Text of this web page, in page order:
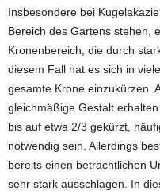
Insbesondere bei
Bereich des Gartens stehen,
Kronenbereich, die durch
diesem Fall hat es sich in
gesamte Krone einzukürzen.
gleichmäßige Gestalt
bis auf etwa 2/3 gekürzt,
notwendig sein. Allerdings
bereits einen beträchtlichen
sehr stark ausschlagen. In